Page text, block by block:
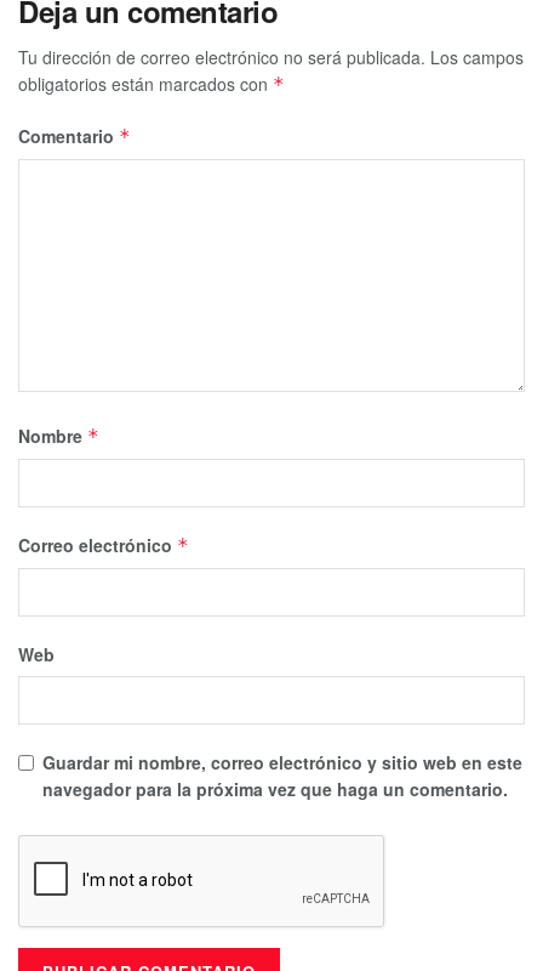
Deja un comentario
Tu dirección de correo electrónico no será publicada. Los campos
obligatorios están marcados con *
Comentario *
Nombre *
Correo electrónico *
Web
Guardar mi nombre, correo electrónico y sitio web en este
navegador para la próxima vez que haga un comentario.